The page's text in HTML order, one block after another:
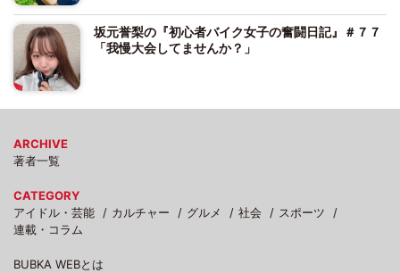
坂元誉梨の『初心者バイク女子の奮闘日記』＃７７
「我慢大会してませんか？」
ARCHIVE
著者一覧
CATEGORY
アイドル・芸能
カルチャー グルメ 社会
スポーツ
連載・コラム
BUBKA WEBとは